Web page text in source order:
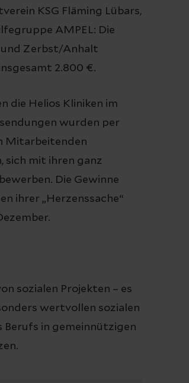
KSG Fläming Lübars,
AMPEL: Die
und Zerbst/Anhalt
2.800 €.
die Helios Kliniken im
wurden per
Mitarbeitenden
sich mit ihren ganz
Die Gewinne
ihrer „Herzenssache“
sozialen Projekten – es
wertvollen sozialen
Berufs in gemeinnützigen